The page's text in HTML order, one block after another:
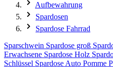
Aufbewahrung
Spardosen
Spardose Fahrrad
Sparschwein Spardose groß
Erwachsene Spardose Holz
Schlüssel Spardose Auto Pomme